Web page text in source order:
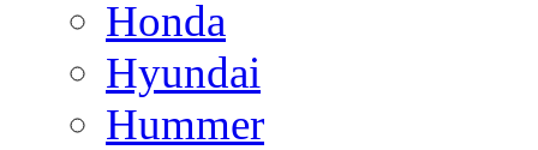
Honda
Hyundai
Hummer